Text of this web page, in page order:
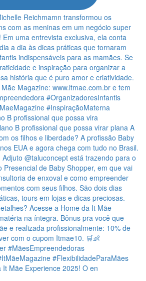
B profissional que possa vira
Mãe Experience 2025! O en